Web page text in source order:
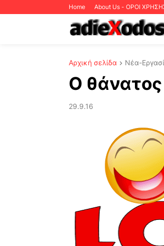
Home About Us - ΟΡΟΙ
Αρχική σελίδα Νέα-
Ο
29.9.16